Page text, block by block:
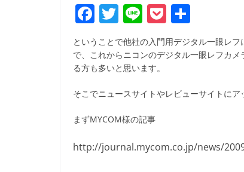
F
a
c
e
b
o
k
T
w
itt
er
Li
n
e
P
o
ck
有
ということで他社の入門用デジタル一眼レ
で、これからニコンのデジタル一眼レフカ
る方も多いと思います。
そこでニュースサイトやレビューサイトに
まずMYCOM様の記事
http://journal.mycom.co.jp/news/